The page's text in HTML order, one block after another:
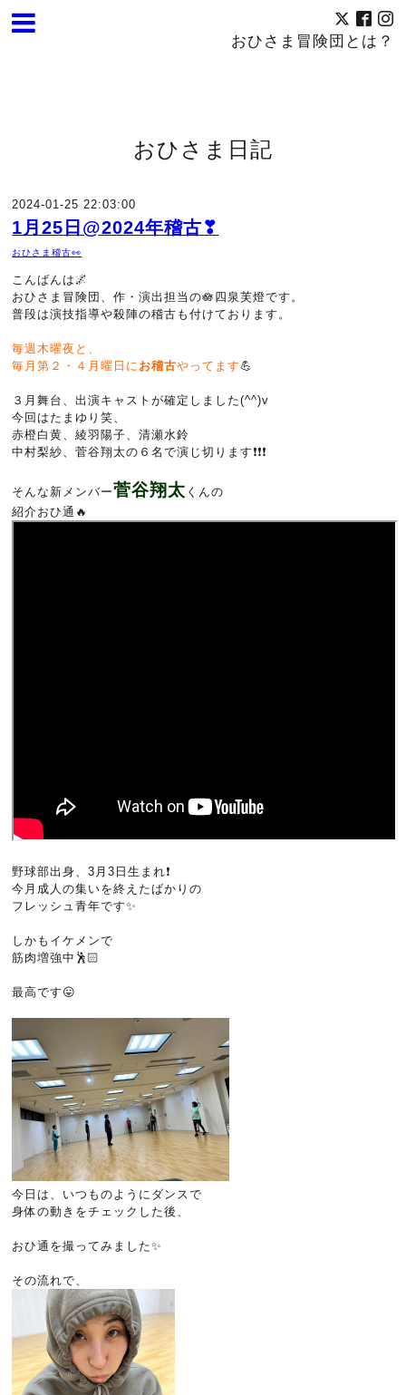
おひさま冒険団とは？
おひさま日記
2024-01-25 22:03:00
1月25日@2024年稽古❣
おひさま稽古👀
こんばんは🌌
おひさま冒険団、作・演出担当の🪷四泉芙燈です。
普段は演技指導や殺陣の稽古も付けております。
毎週木曜夜と、
毎月第２・４月曜日に お稽古やってます💪
３月舞台、出演キャストが確定しました(^^)v
今回はたまゆり笑、
赤橙白黄、綾羽陽子、清瀬水鈴
中村梨紗、菅谷翔太の６名で演じ切ります❗❗❗
そんな新メンバー菅谷翔太 くんの
紹介おひ通🔥
野球部出身、3月3日生まれ❗
今月成人の集いを終えたばかりの
フレッシュ青年です✨
しかもイケメンで
筋肉増強中🕺🏻
最高です😛
今日は、いつものようにダンスで
身体の動きをチェックした後、
おひ通を撮ってみました✨
その流れで、